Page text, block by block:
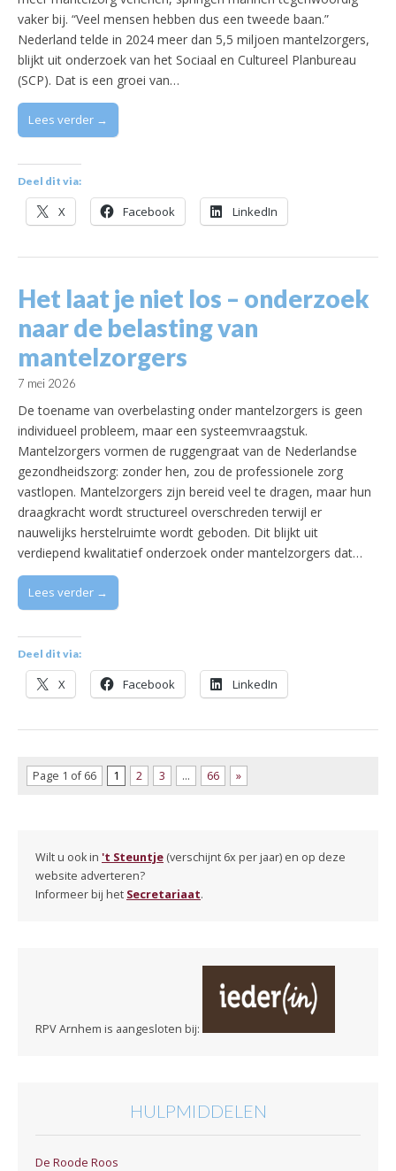
vaker bij. “Veel mensen hebben dus een tweede baan.”
Nederland telde in 2024 meer dan 5,5 miljoen mantelzorgers,
blijkt uit onderzoek van het Sociaal en Cultureel Planbureau
(SCP). Dat is een groei van…
Lees verder →
Deel dit via:
X Facebook LinkedIn
Het laat je niet los – onderzoek
naar de belasting van
mantelzorgers
7 mei 2026
De toename van overbelasting onder mantelzorgers is geen
individueel probleem, maar een systeemvraagstuk.
Mantelzorgers vormen de ruggengraat van de Nederlandse
gezondheidszorg: zonder hen, zou de professionele zorg
vastlopen. Mantelzorgers zijn bereid veel te dragen, maar hun
draagkracht wordt structureel overschreden terwijl er
nauwelijks herstelruimte wordt geboden. Dit blijkt uit
verdiepend kwalitatief onderzoek onder mantelzorgers dat…
Lees verder →
Deel dit via:
X Facebook LinkedIn
Page 1 of 66 1 2 3 … 66 »
Wilt u ook in 't Steuntje (verschijnt 6x per jaar) en op deze
website adverteren?
Informeer bij het Secretariaat.
RPV Arnhem is aangesloten bij:
HULPMIDDELEN
De Roode Roos